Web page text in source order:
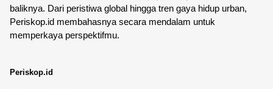
baliknya. Dari peristiwa global hingga tren gaya hidup urban,
Periskop.id membahasnya secara mendalam untuk
memperkaya perspektifmu.
Periskop.id